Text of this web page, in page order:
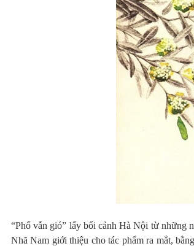
“Phố vẫn gió” lấy bối cảnh Hà Nội từ những
Nhã Nam giới thiệu cho tác phẩm ra mắt,